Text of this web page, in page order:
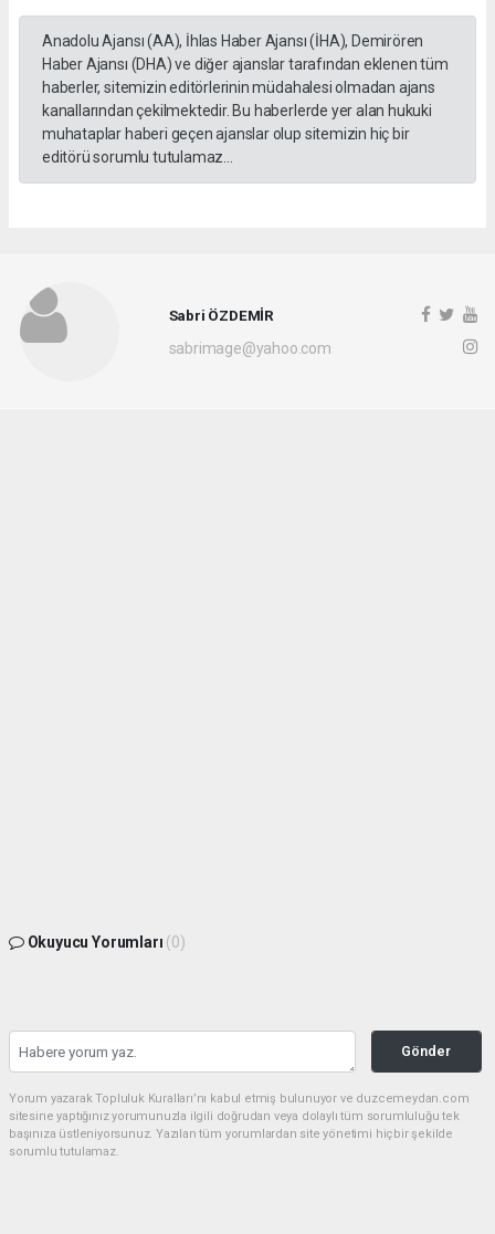
Anadolu Ajansı (AA), İhlas Haber Ajansı (İHA), Demirören
Haber Ajansı (DHA) ve diğer ajanslar tarafından eklenen tüm
haberler, sitemizin editörlerinin müdahalesi olmadan ajans
kanallarından çekilmektedir. Bu haberlerde yer alan hukuki
muhataplar haberi geçen ajanslar olup sitemizin hiç bir
editörü sorumlu tutulamaz...
Sabri ÖZDEMİR
sabrimage@yahoo.com
Okuyucu Yorumları (0)
Gönder
Yorum yazarak Topluluk Kuralları’nı kabul etmiş bulunuyor ve duzcemeydan.com
sitesine yaptığınız yorumunuzla ilgili doğrudan veya dolaylı tüm sorumluluğu tek
başınıza üstleniyorsunuz. Yazılan tüm yorumlardan site yönetimi hiçbir şekilde
sorumlu tutulamaz.